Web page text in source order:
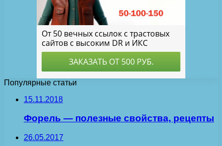
Популярные статьи
15.11.2018
Форель — полезные свойства, рецепты
26.05.2017